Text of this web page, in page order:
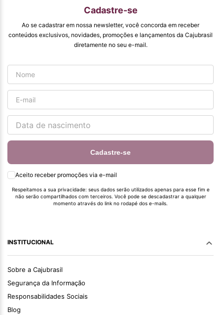
qualidade que vcs
entregam. Parabéns
#
pormaiscampanhaspromorcionais.
Cadastre-se
Ao se cadastrar em nossa newsletter, você concorda em receber
conteúdos exclusivos, novidades, promoções e lançamentos da Cajubrasil
diretamente no seu e-mail.
Cadastre-se
Aceito receber promoções via e-mail
Respeitamos a sua privacidade: seus dados serão utilizados apenas para esse fim e
não serão compartilhados com terceiros. Você pode se descadastrar a qualquer
momento através do link no rodapé dos e-mails.
INSTITUCIONAL
Sobre a Cajubrasil
Segurança da Informação
Responsabilidades Sociais
Blog